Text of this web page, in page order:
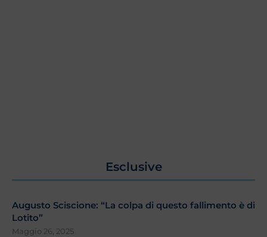
Esclusive
Augusto Sciscione: “La colpa di questo fallimento è di
Lotito”
Maggio 26, 2025